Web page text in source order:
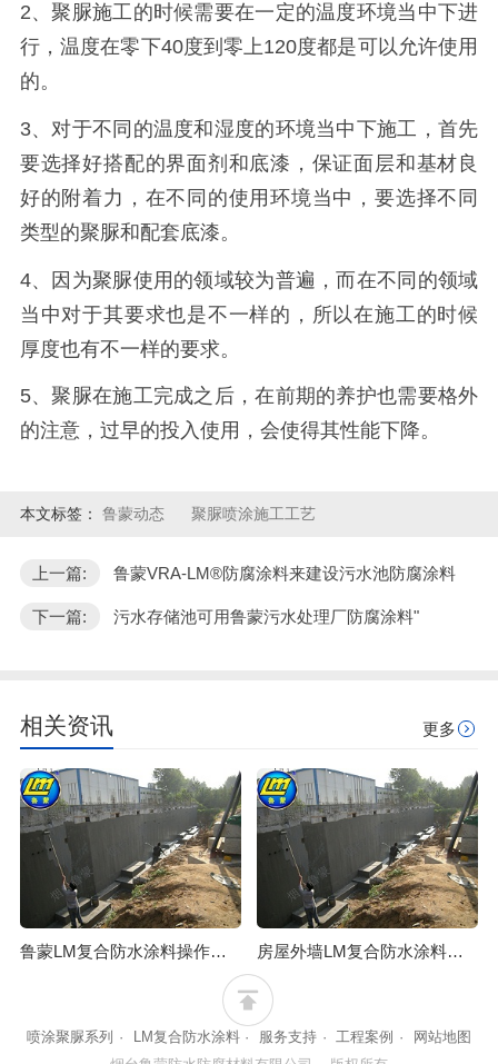
2、聚脲施工的时候需要在一定的温度环境当中下进
行，温度在零下40度到零上120度都是可以允许使用
的。
3、对于不同的温度和湿度的环境当中下施工，首先
要选择好搭配的界面剂和底漆，保证面层和基材良
好的附着力，在不同的使用环境当中，要选择不同
类型的聚脲和配套底漆。
4、因为聚脲使用的领域较为普遍，而在不同的领域
当中对于其要求也是不一样的，所以在施工的时候
厚度也有不一样的要求。
5、聚脲在施工完成之后，在前期的养护也需要格外
的注意，过早的投入使用，会使得其性能下降。
本文标签： 鲁蒙动态 聚脲喷涂施工工艺
上一篇: 鲁蒙VRA-LM®防腐涂料来建设污水池防腐涂料
下一篇: 污水存储池可用鲁蒙污水处理厂防腐涂料"
相关资讯 更多
鲁蒙LM复合防水涂料操作简单，易行防水效果可靠 房屋外墙LM复合防水涂料修缮施工步骤
喷涂聚脲系列 · LM复合防水涂料 · 服务支持 · 工程案例 ·
网站地图